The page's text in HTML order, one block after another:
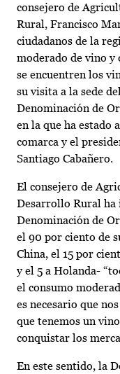
consejero de
Rural, Francisco
ciudadanos de la
moderado de vino y
se encuentren los
su visita a la sede
Denominación de
en la que ha estado
comarca y el
Santiago Cabañero.
El consejero de
Desarrollo Rural ha
Denominación de
el 90 por ciento de
China, el 15 por
y el 5 a Holanda-
el consumo
es necesario que
que tenemos un
conquistar los
En este sentido, la